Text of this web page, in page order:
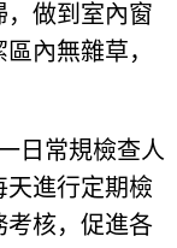
做到室內窗
內無雜草，
日常規檢查人
天進行定期檢
考核，促進各